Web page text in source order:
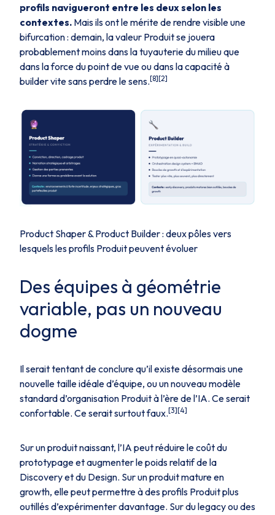
profils navigueront entre les deux selon les
contextes. Mais ils ont le mérite de rendre visible une
bifurcation : demain, la valeur Produit se jouera
probablement moins dans la tuyauterie du milieu que
dans la force du point de vue ou dans la capacité à
builder vite sans perdre le sens.[8][2]
Product Shaper & Product Builder : deux pôles vers
lesquels les profils Produit peuvent évoluer
Des équipes à géométrie
variable, pas un nouveau
dogme
Il serait tentant de conclure qu’il existe désormais une
nouvelle taille idéale d’équipe, ou un nouveau modèle
standard d’organisation Produit à l’ère de l’IA. Ce serait
confortable. Ce serait surtout faux.[3][4]
Sur un produit naissant, l’IA peut réduire le coût du
prototypage et augmenter le poids relatif de la
Discovery et du Design. Sur un produit mature en
growth, elle peut permettre à des profils Produit plus
outillés d’expérimenter davantage. Sur du legacy ou des